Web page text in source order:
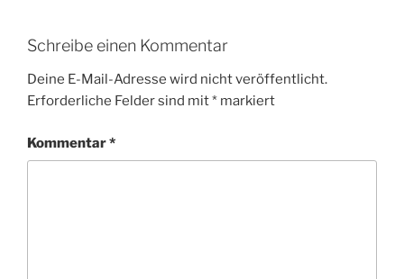
Schreibe einen Kommentar
Deine E-Mail-Adresse wird nicht veröffentlicht.
Erforderliche Felder sind mit* markiert
Kommentar*